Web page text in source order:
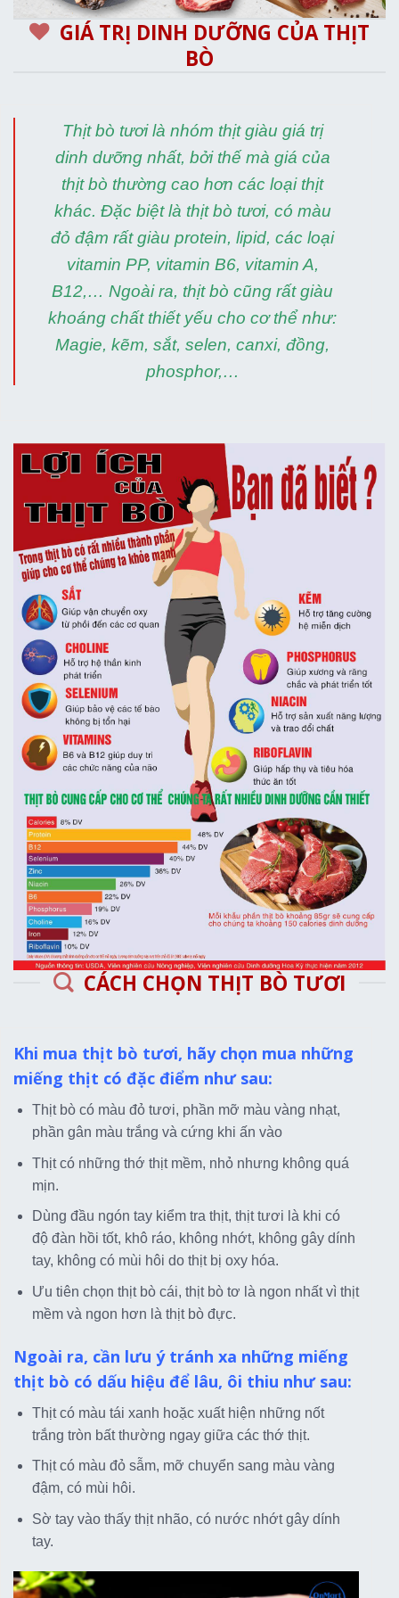
GIÁ TRỊ DINH DƯỠNG CỦA THỊT
BÒ
Thịt bò tươi là nhóm thịt giàu giá trị
dinh dưỡng nhất, bởi thế mà giá của
thịt bò thường cao hơn các loại thịt
khác. Đặc biệt là thịt bò tươi, có màu
đỏ đậm rất giàu protein, lipid, các loại
vitamin PP, vitamin B6, vitamin A,
B12,… Ngoài ra, thịt bò cũng rất giàu
khoáng chất thiết yếu cho cơ thể như:
Magie, kẽm, sắt, selen, canxi, đồng,
phosphor,…
CÁCH CHỌN THỊT BÒ TƯƠI
Khi mua thịt bò tươi, hãy chọn mua những
miếng thịt có đặc điểm như sau:
Thịt bò có màu đỏ tươi, phần mỡ màu vàng nhạt,
phần gân màu trắng và cứng khi ấn vào
Thịt có những thớ thịt mềm, nhỏ nhưng không quá
mịn.
Dùng đầu ngón tay kiểm tra thịt, thịt tươi là khi có
độ đàn hồi tốt, khô ráo, không nhớt, không gây dính
tay, không có mùi hôi do thịt bị oxy hóa.
Ưu tiên chọn thịt bò cái, thịt bò tơ là ngon nhất vì thịt
mềm và ngon hơn là thịt bò đực.
Ngoài ra, cần lưu ý tránh xa những miếng
thịt bò có dấu hiệu để lâu, ôi thiu như sau:
Thịt có màu tái xanh hoặc xuất hiện những nốt
trắng tròn bất thường ngay giữa các thớ thịt.
Thịt có màu đỏ sẫm, mỡ chuyển sang màu vàng
đậm, có mùi hôi.
Sờ tay vào thấy thịt nhão, có nước nhớt gây dính
tay.